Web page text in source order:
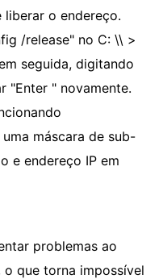
o endereço.
/release" no C: \\ >
seguida, digitando
"Enter " novamente.
máscara de sub-
e endereço IP em
problemas ao
que torna impossível